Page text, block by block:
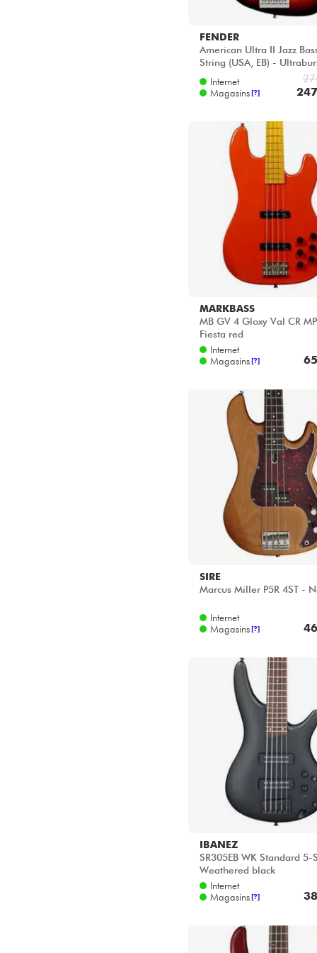
FENDER
American Ultra II Jazz
String (USA, EB) -
Internet
Magasins [?]
MARKBASS
MB GV 4 Gloxy Val CR
Fiesta red
Internet
Magasins [?]
SIRE
Marcus Miller P5R 4ST -
Internet
Magasins [?]
IBANEZ
SR305EB WK Standard 5-
Weathered black
Internet
Magasins [?]